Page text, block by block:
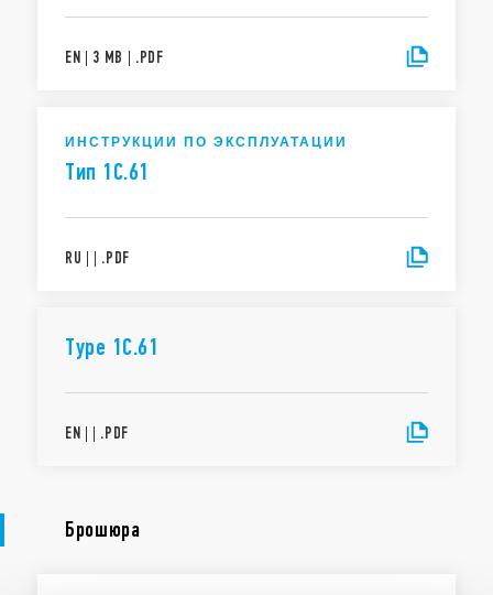
EN | 3 MB | .PDF
ИНСТРУКЦИИ ПО ЭКСПЛУАТАЦИИ
Тип 1C.61
RU | | .PDF
Type 1C.61
EN | | .PDF
Брошюра